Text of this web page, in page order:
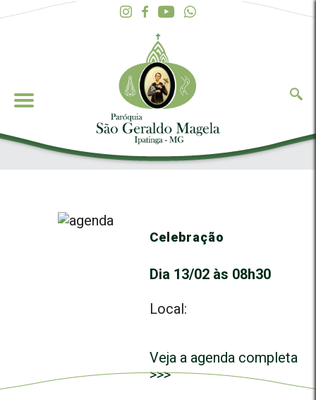
Celebração
Dia 13/02 às 08h30
Local:
Veja a agenda completa
>>>